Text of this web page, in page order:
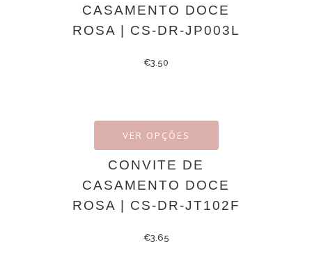
CASAMENTO DOCE
ROSA | CS-DR-JP003L
€3.50
VER OPÇÕES
CONVITE DE
CASAMENTO DOCE
ROSA | CS-DR-JT102F
€3.65